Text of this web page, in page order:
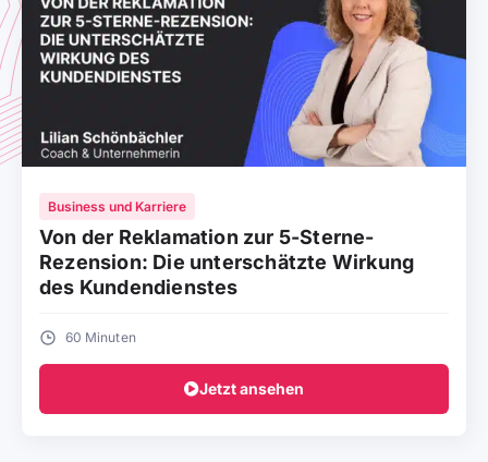
Business und Karriere
Von der Reklamation zur 5-Sterne-
Rezension: Die unterschätzte Wirkung
des Kundendienstes
60 Minuten
Jetzt ansehen